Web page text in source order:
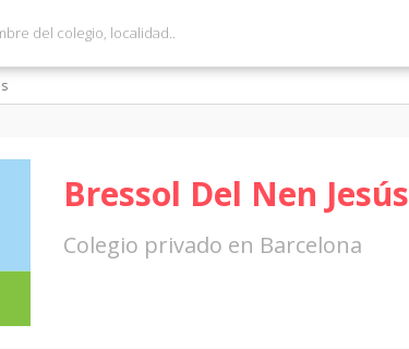
Bressol Del Nen Jesús
Colegio privado en Barcelona